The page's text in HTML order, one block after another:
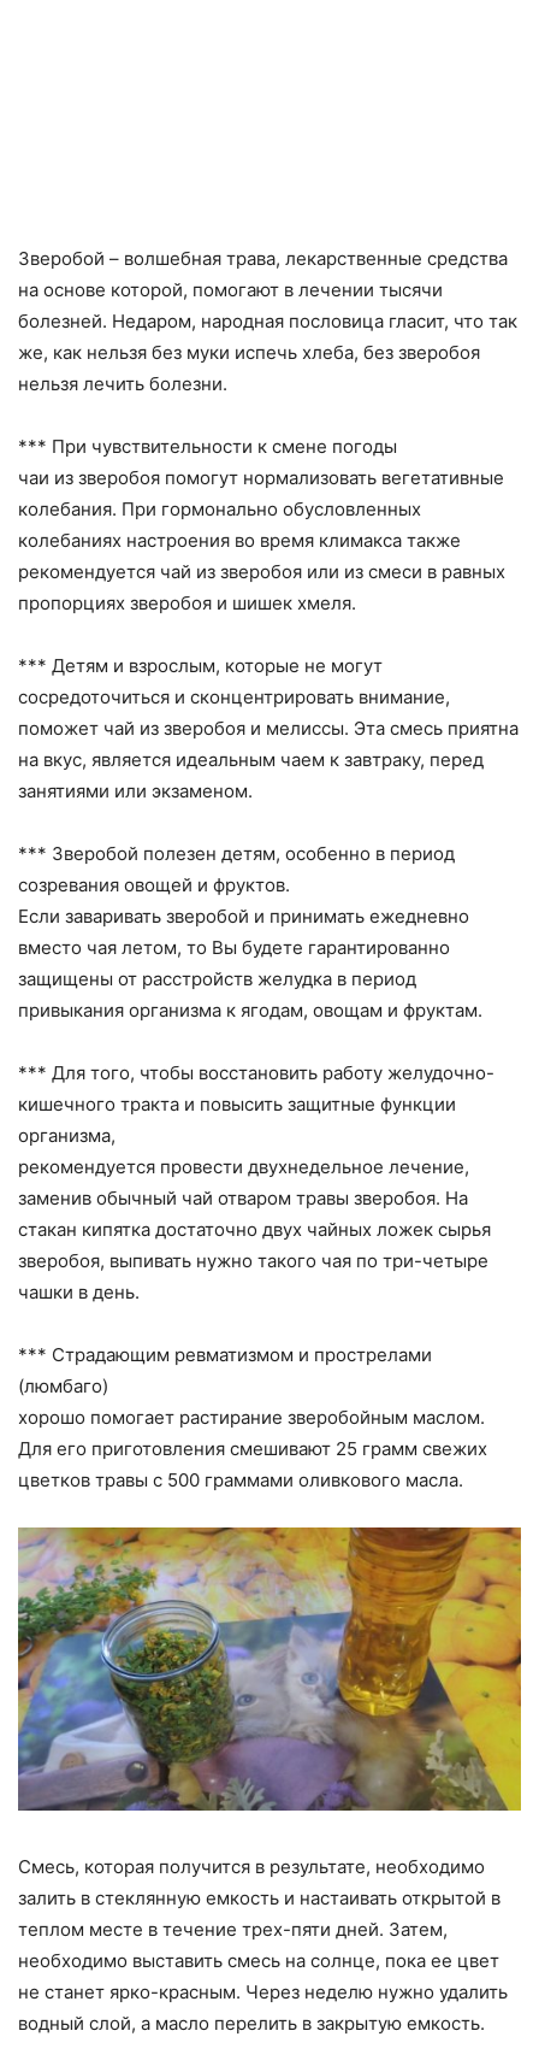
Зверобой – волшебная трава, лекарственные средства
на основе которой, помогают в лечении тысячи
болезней. Недаром, народная пословица гласит, что так
же, как нельзя без муки испечь хлеба, без зверобоя
нельзя лечить болезни.
*** При чувствительности к смене погоды
чаи из зверобоя помогут нормализовать вегетативные
колебания. При гормонально обусловленных
колебаниях настроения во время климакса также
рекомендуется чай из зверобоя или из смеси в равных
пропорциях зверобоя и шишек хмеля.
*** Детям и взрослым, которые не могут
сосредоточиться и сконцентрировать внимание,
поможет чай из зверобоя и мелиссы. Эта смесь приятна
на вкус, является идеальным чаем к завтраку, перед
занятиями или экзаменом.
*** Зверобой полезен детям, особенно в период
созревания овощей и фруктов.
Если заваривать зверобой и принимать ежедневно
вместо чая летом, то Вы будете гарантированно
защищены от расстройств желудка в период
привыкания организма к ягодам, овощам и фруктам.
*** Для того, чтобы восстановить работу желудочно-
кишечного тракта и повысить защитные функции
организма,
рекомендуется провести двухнедельное лечение,
заменив обычный чай отваром травы зверобоя. На
стакан кипятка достаточно двух чайных ложек сырья
зверобоя, выпивать нужно такого чая по три-четыре
чашки в день.
*** Страдающим ревматизмом и прострелами
(люмбаго)
хорошо помогает растирание зверобойным маслом.
Для его приготовления смешивают 25 грамм свежих
цветков травы с 500 граммами оливкового масла.
Смесь, которая получится в результате, необходимо
залить в стеклянную емкость и настаивать открытой в
теплом месте в течение трех-пяти дней. Затем,
необходимо выставить смесь на солнце, пока ее цвет
не станет ярко-красным. Через неделю нужно удалить
водный слой, а масло перелить в закрытую емкость.